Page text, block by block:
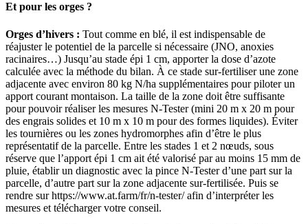
Et pour les orges ?
Orges d’hivers : Tout comme en blé, il est indispensable de
réajuster le potentiel de la parcelle si nécessaire (JNO, anoxies
racinaires…) Jusqu’au stade épi 1 cm, apporter la dose d’azote
calculée avec la méthode du bilan. À ce stade sur-fertiliser une zone
adjacente avec environ 80 kg N/ha supplémentaires pour piloter un
apport courant montaison. La taille de la zone doit être suffisante
pour pouvoir réaliser les mesures N-Tester (mini 20 m x 20 m pour
des engrais solides et 10 m x 10 m pour des formes liquides). Éviter
les tournières ou les zones hydromorphes afin d’être le plus
représentatif de la parcelle. Entre les stades 1 et 2 nœuds, sous
réserve que l’apport épi 1 cm ait été valorisé par au moins 15 mm de
pluie, établir un diagnostic avec la pince N-Tester d’une part sur la
parcelle, d’autre part sur la zone adjacente sur-fertilisée. Puis se
rendre sur https://www.at.farm/fr/n-tester/ afin d’interpréter les
mesures et télécharger votre conseil.